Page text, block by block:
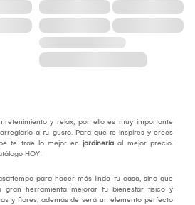
y relax, por ello es muy importante
a tu gusto. Para que te inspires y crees
te trae lo mejor en jardinería al mejor precio.
HOY!
para hacer más linda tu casa, sino que
gran herramienta mejorar tu bienestar físico y
y flores, además de será un elemento perfecto